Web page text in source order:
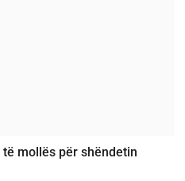
mollës për shëndetin